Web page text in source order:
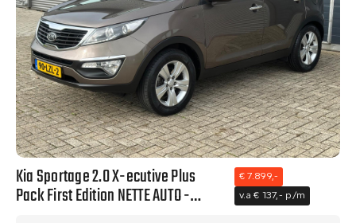
Kia Sportage 2.0 X-ecutive Plus
Pack First Edition NETTE AUTO -
€ 7.899,-
v.a € 137,- p/m